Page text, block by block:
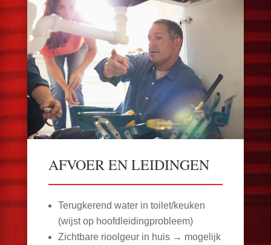
AFVOER EN LEIDINGEN
Terugkerend water in toilet/keuken
(wijst op hoofdleidingprobleem)
Zichtbare rioolgeur in huis → mogelijk